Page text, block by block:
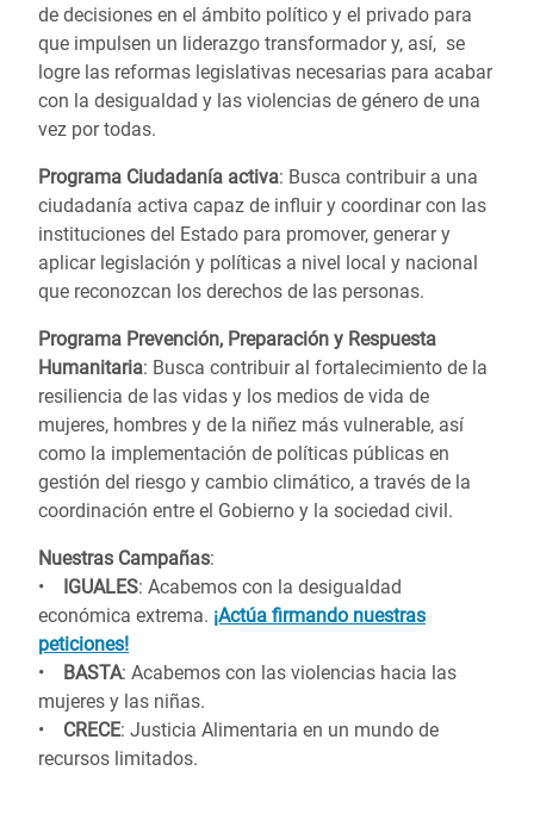
de decisiones en el ámbito político y el privado para
que impulsen un liderazgo transformador y, así, se
logre las reformas legislativas necesarias para acabar
con la desigualdad y las violencias de género de una
vez por todas.
Programa Ciudadanía activa: Busca contribuir a una
ciudadanía activa capaz de influir y coordinar con las
instituciones del Estado para promover, generar y
aplicar legislación y políticas a nivel local y nacional
que reconozcan los derechos de las personas.
Programa Prevención, Preparación y Respuesta
Humanitaria: Busca contribuir al fortalecimiento de la
resiliencia de las vidas y los medios de vida de
mujeres, hombres y de la niñez más vulnerable, así
como la implementación de políticas públicas en
gestión del riesgo y cambio climático, a través de la
coordinación entre el Gobierno y la sociedad civil.
Nuestras Campañas:
• IGUALES: Acabemos con la desigualdad
económica extrema. ¡Actúa firmando nuestras
peticiones!
•
BASTA: Acabemos con las violencias hacia las
mujeres y las niñas.
• CRECE: Justicia Alimentaria en un mundo de
recursos limitados.